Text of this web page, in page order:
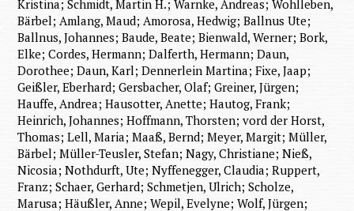
Kristina; Schmidt, Martin H.; Warnke, Andreas; Wohlleben,
Bärbel; Amlang, Maud; Amorosa, Hedwig; Ballnus Ute;
Ballnus, Johannes; Baude, Beate; Bienwald, Werner; Bork,
Elke; Cordes, Hermann; Dalferth, Hermann; Daun,
Dorothee; Daun, Karl; Dennerlein Martina; Fixe, Jaap;
Geißler, Eberhard; Gersbacher, Olaf; Greiner, Jürgen;
Hauffe, Andrea; Hausotter, Anette; Hautog, Frank;
Heinrich, Johannes; Hoffmann, Thorsten; vord der Horst,
Thomas; Lell, Maria; Maaß, Bernd; Meyer, Margit; Müller,
Bärbel; Müller-Teusler, Stefan; Nagy, Christiane; Nieß,
Nicosia; Nothdurft, Ute; Nyffenegger, Claudia; Ruppert,
Franz; Schaer, Gerhard; Schmetjen, Ulrich; Scholze,
Marusa; Häußler, Anne; Wepil, Evelyne; Wolf, Jürgen;